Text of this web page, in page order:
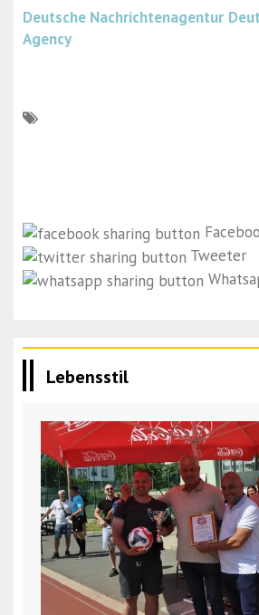
Deutsche Nachrichtenagentur
Agency
Tweeter
Lebensstil